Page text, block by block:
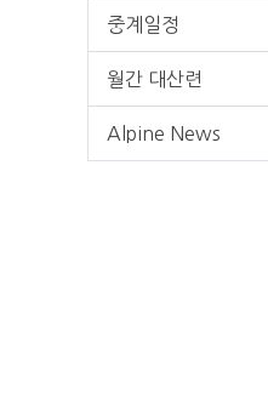
중계일정
월간 대산련
Alpine News